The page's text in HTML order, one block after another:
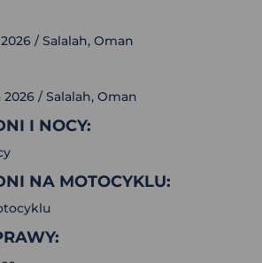
/ Salalah, Oman
/ Salalah, Oman
I NOCY:
NA MOTOCYKLU: